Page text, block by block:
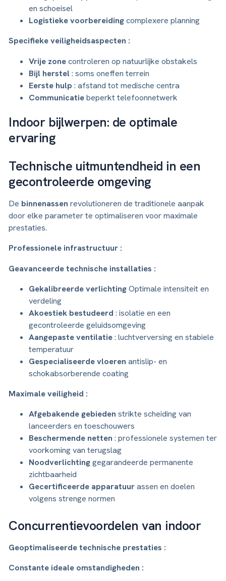
en schoeisel
Logistieke voorbereidingcomplexere planning
Specifieke veiligheidsaspecten :
Vrije zonecontroleren op natuurlijke obstakels
Bijl herstel: soms oneffen terrein
Eerste hulp : afstand tot medische centra
Communicatiebeperkt telefoonnetwerk
Indoor bijlwerpen: de optimale
ervaring
Technische uitmuntendheid in een
gecontroleerde omgeving
De binnenassen revolutioneren de traditionele aanpak
door elke parameter te optimaliseren voor maximale
prestaties.
Professionele infrastructuur :
Geavanceerde technische installaties :
Gekalibreerde verlichtingOptimale intensiteit en
verdeling
Akoestiek bestudeerd : isolatie en een
gecontroleerde geluidsomgeving
Aangepaste ventilatie: luchtverversing en stabiele
temperatuur
Gespecialiseerde vloeren antislip- en
schokabsorberende coating
Maximale veiligheid :
Afgebakende gebieden strikte scheiding van
lanceerders en toeschouwers
Beschermende netten : professionele systemen ter
voorkoming van terugslag
Noodverlichtinggegarandeerde permanente
zichtbaarheid
Gecertificeerde apparatuurassen en doelen
volgens strenge normen
Concurrentievoordelen van indoor
Geoptimaliseerde technische prestaties :
Constante ideale omstandigheden :